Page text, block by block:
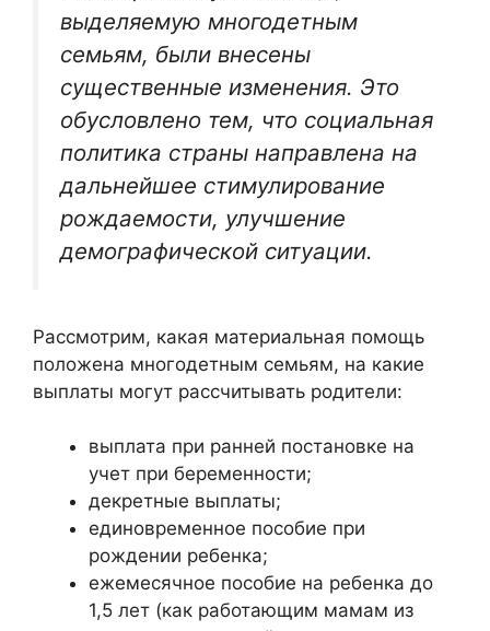
выделяемую многодетным
семьям, были внесены
существенные изменения. Это
обусловлено тем, что социальная
политика страны направлена на
дальнейшее стимулирование
рождаемости, улучшение
демографической ситуации.
Рассмотрим, какая материальная помощь
положена многодетным семьям, на какие
выплаты могут рассчитывать родители:
выплата при ранней постановке на
учет при беременности;
декретные выплаты;
единовременное пособие при
рождении ребенка;
ежемесячное пособие на ребенка до
1,5 лет (как работающим мамам из